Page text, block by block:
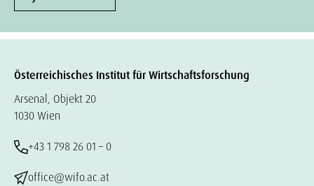
Österreichisches Institut für Wirtschaftsforschung
Arsenal, Objekt 20
1030 Wien
+43 1 798 26 01 – 0
office@wifo.ac.at